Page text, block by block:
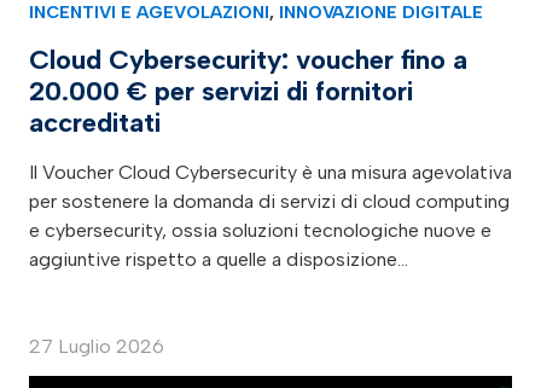
INCENTIVI E AGEVOLAZIONI, INNOVAZIONE DIGITALE
Cloud Cybersecurity: voucher fino a
20.000 € per servizi di fornitori
accreditati
Il Voucher Cloud Cybersecurity è una misura agevolativa
per sostenere la domanda di servizi di cloud computing
e cybersecurity, ossia soluzioni tecnologiche nuove e
aggiuntive rispetto a quelle a disposizione…
27 Luglio 2026